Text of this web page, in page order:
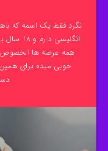
نگرد فقط یک اسمه که
همه عرصه ها الخصوص
خوبی میده برای همین